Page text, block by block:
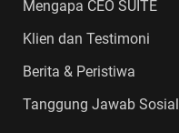
Mengapa CEO SUITE
Klien dan Testimoni
Berita & Peristiwa
Tanggung Jawab Sosial